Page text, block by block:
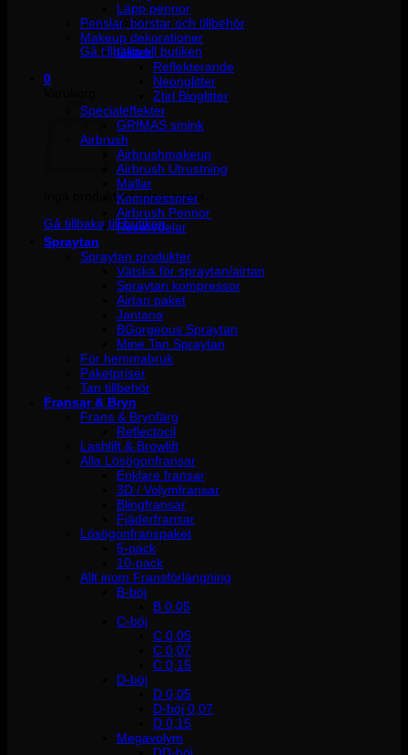
Inga produkter i varukorgen.
Gå tillbaka till butiken
0
Inga produkter i varukorgen.
Gå tillbaka till butiken
Läpp pennor
Penslar, borstar och tillbehör
Makeup dekorationer
Glitter
Reflekterande
Neonglitter
Ztirl Bioglitter
Specialeffekter
GRIMAS smink
Airbrush
Airbrushmakeup
Airbrush Utrustning
Mallar
Kompressorer
Airbrush Pennor
Reservdelar
Spraytan
Spraytan produkter
Vätska för spraytan/airtan
Spraytan kompressor
Airtan paket
Jantana
BGorgeous Spraytan
Mine Tan Spraytan
För hemmabruk
Paketpriser
Tan tillbehör
Fransar & Bryn
Frans & Brynfärg
Reflectocil
Lashlift & Browlift
Alla Lösögonfransar
Enklare fransar
3D / Volymfransar
Blingfransar
Fjäderfransar
Lösögonfranspaket
5-pack
10-pack
Allt inom Fransförlängning
B-böj
B 0.05
C-böj
C 0,05
C 0,07
C 0,15
D-böj
D 0,05
D-böj 0,07
D 0,15
Megavolym
DD-böj